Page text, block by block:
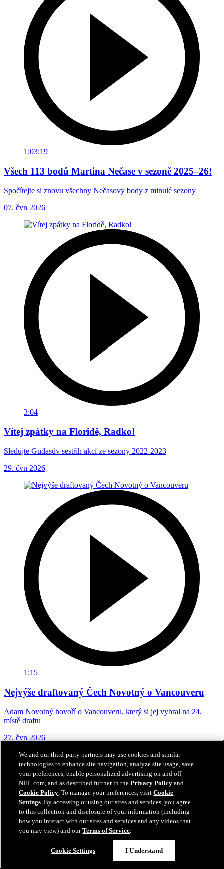
1:03:19
Všech 113 bodů Martina Nečase v sezoně 2025–26!
Spočítejte si znovu všechny Nečasovy body z minulé sezony
07. čvn 2026
3:04
Vítej zpátky na Floridě, Radko!
Sledujte Gudasův sestřih akcí ze sezony 2022-2023
29. čvn 2026
1:15
Nejvýše draftovaný Čech Novotný o Vancouveru
Adam Novotný hovoří o Vancouveru, který si jej vybral na 24.
místě draftu
27. čvn 2026
We and our third-party partners may use cookies and similar
technologies to enhance site navigation, analyze site usage, save
your preferences, enable personalized advertising on and off
NHL.com, and as described further in thePrivacy Policy and
Cookie Policy. To manage your preferences, visitCookie
Settings. By accessing or using our sites and services, you agree
to this collection and disclosure of your information (including
how you interact with our sites and services and any videos that
you may view) and ourTerms of Service.
Cookie Settings I Understand